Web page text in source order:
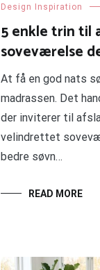
Design Inspiration
5 enkle trin til
soveværelse
At få en god nats
madrassen. Det
der inviterer til
velindrettet
bedre søvn…
READ MORE